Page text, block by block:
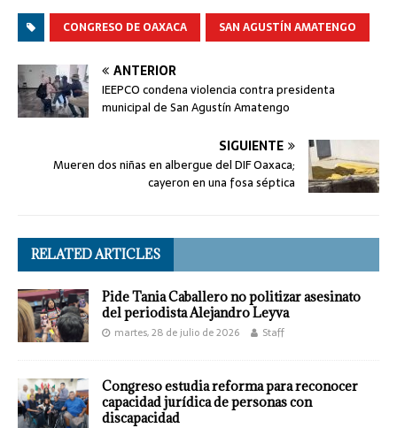
CONGRESO DE OAXACA SAN AGUSTÍN AMATENGO
ANTERIOR
IEEPCO condena violencia contra presidenta
municipal de San Agustín Amatengo
SIGUIENTE
Mueren dos niñas en albergue del DIF Oaxaca;
cayeron en una fosa séptica
RELATED ARTICLES
Pide Tania Caballero no politizar asesinato
del periodista Alejandro Leyva
martes, 28 de julio de 2026 Staff
Congreso estudia reforma para reconocer
capacidad jurídica de personas con
discapacidad